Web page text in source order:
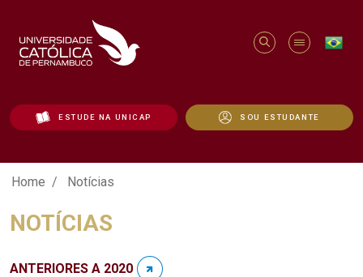
ESTUDE NA UNICAP SOU ESTUDANTE
Notícias - Unicap
Home Notícias
NOTÍCIAS
ANTERIORES A 2020